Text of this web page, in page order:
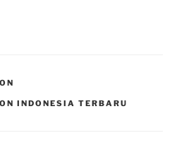
INDONESIA TERBARU